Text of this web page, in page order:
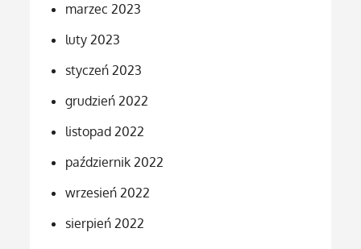
marzec 2023
luty 2023
styczeń 2023
grudzień 2022
listopad 2022
październik 2022
wrzesień 2022
sierpień 2022